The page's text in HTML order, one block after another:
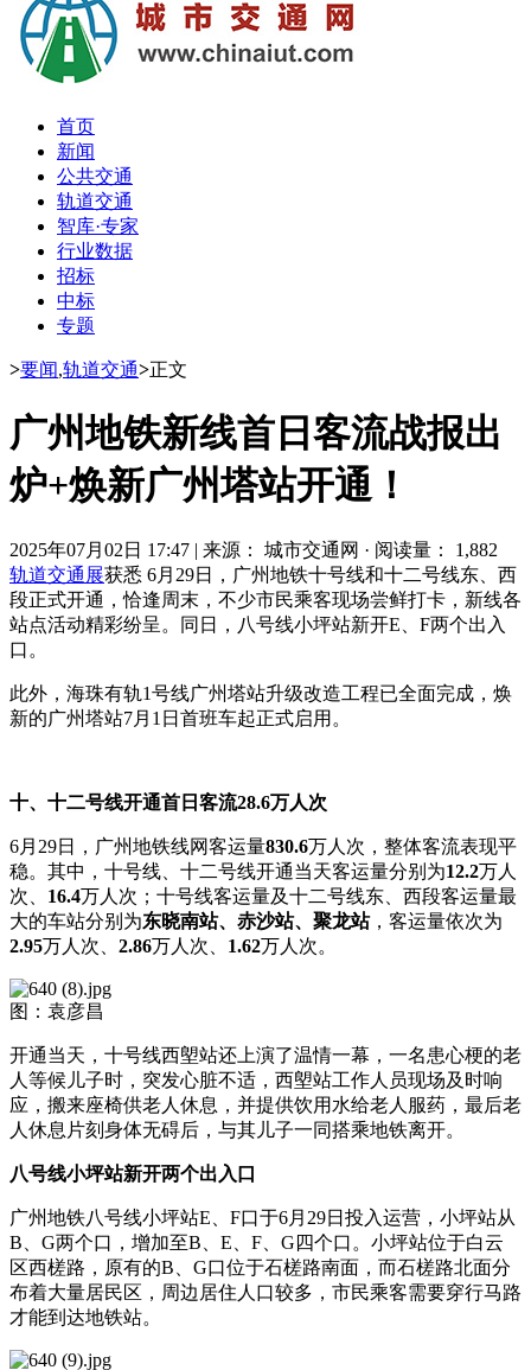
首页
新闻
公共交通
轨道交通
智库·专家
行业数据
招标
中标
专题
>要闻,轨道交通>正文
广州地铁新线首日客流战报出
炉+焕新广州塔站开通！
2025年07月02日 17:47 | 来源： 城市交通网 · 阅读量： 1,882
轨道交通展获悉 6月29日，广州地铁十号线和十二号线东、西
段正式开通，恰逢周末，不少市民乘客现场尝鲜打卡，新线各
站点活动精彩纷呈。同日，八号线小坪站新开E、F两个出入
口。
此外，海珠有轨1号线广州塔站升级改造工程已全面完成，焕
新的广州塔站7月1日首班车起正式启用。
十、十二号线开通首日客流28.6万人次
6月29日，广州地铁线网客运量830.6万人次，整体客流表现平
稳。其中，十号线、十二号线开通当天客运量分别为12.2万人
次、 16.4万人次；十号线客运量及十二号线东、西段客运量最
大的车站分别为东晓南站、赤沙站、聚龙站，客运量依次为
2.95万人次、 2.86万人次、 1.62万人次。
图：袁彦昌
开通当天，十号线西塱站还上演了温情一幕，一名患心梗的老
人等候儿子时，突发心脏不适，西塱站工作人员现场及时响
应，搬来座椅供老人休息，并提供饮用水给老人服药，最后老
人休息片刻身体无碍后，与其儿子一同搭乘地铁离开。
八号线小坪站新开两个出入口
广州地铁八号线小坪站E、F口于6月29日投入运营，小坪站从
B、G两个口，增加至B、E、F、G四个口。小坪站位于白云
区西槎路，原有的B、G口位于石槎路南面，而石槎路北面分
布着大量居民区，周边居住人口较多，市民乘客需要穿行马路
才能到达地铁站。